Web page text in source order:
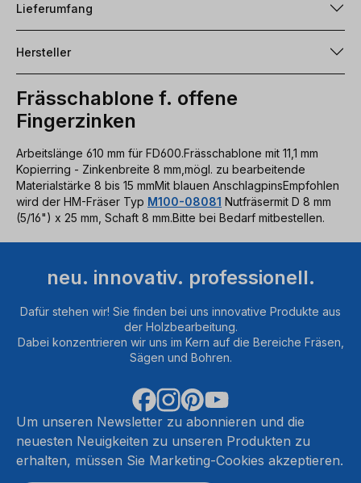
Lieferumfang
Hersteller
Frässchablone f. offene
Fingerzinken
Arbeitslänge 610 mm für FD600.Frässchablone mit 11,1 mm
Kopierring - Zinkenbreite 8 mm,mögl. zu bearbeitende
Materialstärke 8 bis 15 mmMit blauen AnschlagpinsEmpfohlen
wird der HM-Fräser Typ M100-08081 Nutfräsermit D 8 mm
(5/16") x 25 mm, Schaft 8 mm.Bitte bei Bedarf mitbestellen.
neu. innovativ. professionell.
Dafür stehen wir! Sie finden bei uns innovative Produkte aus
der Holzbearbeitung.
Dabei konzentrieren wir uns im Kern auf die Bereiche Fräsen,
Sägen und Bohren.
Um unseren Newsletter zu abonnieren und die
neuesten Neuigkeiten zu unseren Produkten zu
erhalten, müssen Sie Marketing-Cookies akzeptieren.